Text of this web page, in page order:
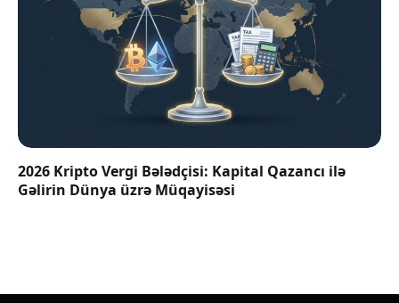
2026 Kripto Vergi Bələdçisi: Kapital Qazancı ilə
Gəlirin Dünya üzrə Müqayisəsi